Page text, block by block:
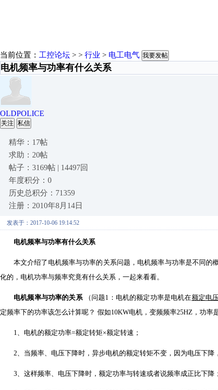
当前位置： 工控论坛 > > 行业 > 电工电气 我要发帖
电机频率与功率有什么关系
OLDPOLICE
关注 私信
精华：17帖
求助：20帖
帖子：3169帖 | 14497回
年度积分：0
历史总积分：71359
注册：2010年8月14日
发表于：2017-10-06 19:14:52
电机频率与功率有什么关系
本文介绍了电机频率与功率的关系问题，电机频率与功率是不同
化的，电机功率与频率究竟有什么关系，一起来看看。
电机频率与功率的关系 （问题1：电机的额定功率是电机在额定电
定频率下的功率该怎么计算呢？ 假如10KW电机，变频频率25HZ，功率
1、电机的额定功率=额定转矩×额定转速；
2、当频率、电压下降时，异步电机的额定转矩不变，因为电压下
3、这样频率、电压下降时，额定功率与转速或者说频率成正比下降